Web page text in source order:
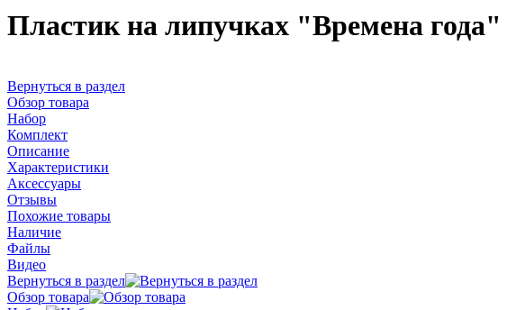
Пластик на липучках "Времена года"
Вернуться в раздел
Обзор товара
Набор
Комплект
Описание
Характеристики
Аксессуары
Отзывы
Похожие товары
Наличие
Файлы
Видео
Вернуться в раздел
Обзор товара